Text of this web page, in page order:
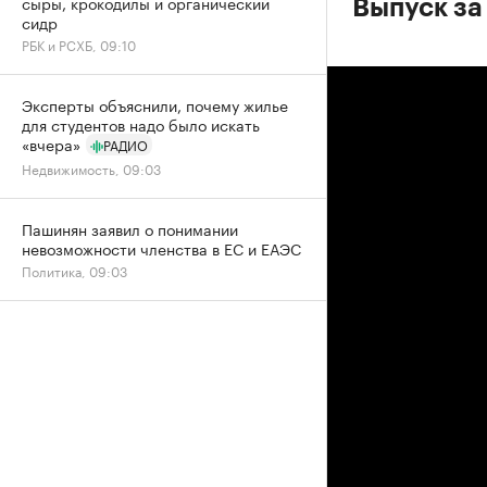
Выпуск
сидр
РБК и РСХБ, 09:10
Эксперты объяснили, почему жилье
для студентов надо было искать
«вчера»
РАДИО
Недвижимость, 09:03
Пашинян заявил о понимании
невозможности членства в ЕС и ЕАЭС
Политика, 09:03